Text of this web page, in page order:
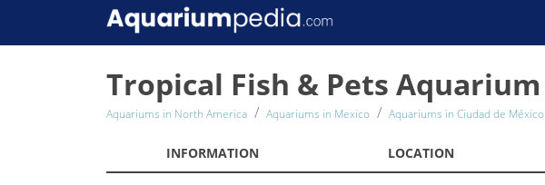
Tropical Fish & Pets Aquarium
Aquariums in North America Aquariums in Mexico Aquariums in Ciudad de México
INFORMATION LOCATION